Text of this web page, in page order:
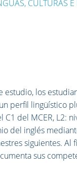
CULTURAS E
estudio, los
perfil lingüístico
del MCER, L2:
del inglés
siguientes. Al
sus